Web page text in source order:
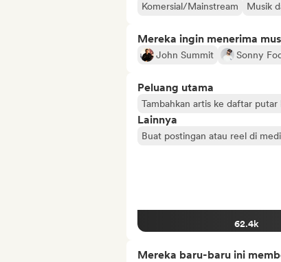
Komersial/Mainstream Musik
Mereka ingin menerima
John Summit Sonny
Peluang utama
Tambahkan artis ke daftar
Lainnya
Buat postingan atau reel di
62.4k
Mereka baru-baru ini